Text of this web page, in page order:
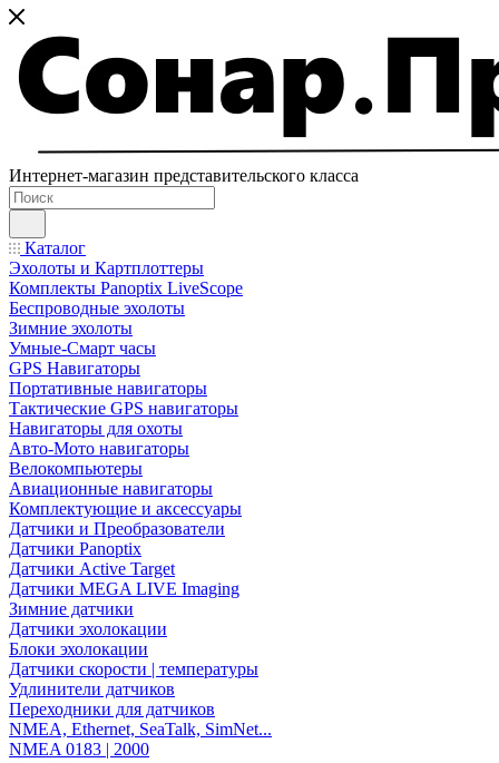
Интернет-магазин представительского класса
Каталог
Эхолоты и Картплоттеры
Комплекты Panoptix LiveScope
Беспроводные эхолоты
Зимние эхолоты
Умные-Смарт часы
GPS Навигаторы
Портативные навигаторы
Тактические GPS навигаторы
Навигаторы для охоты
Авто-Мото навигаторы
Велокомпьютеры
Авиационные навигаторы
Комплектующие и аксессуары
Датчики и Преобразователи
Датчики Panoptix
Датчики Active Target
Датчики MEGA LIVE Imaging
Зимние датчики
Датчики эхолокации
Блоки эхолокации
Датчики скорости | температуры
Удлинители датчиков
Переходники для датчиков
NMEA, Ethernet, SeaTalk, SimNet...
NMEA 0183 | 2000